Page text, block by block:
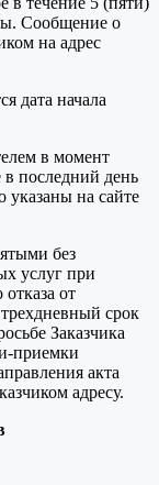
Сообщение о
на адрес
дата начала
в момент
в последний день
указаны на сайте
без
услуг при
от
срок
Заказчика
приемки
акта
адресу.